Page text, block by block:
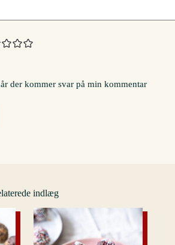
der kommer svar på min kommentar
indlæg